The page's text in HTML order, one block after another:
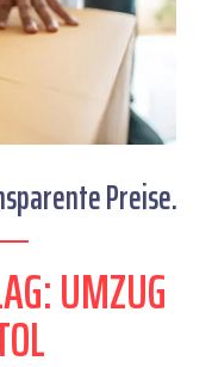
Preise.
UMZUG